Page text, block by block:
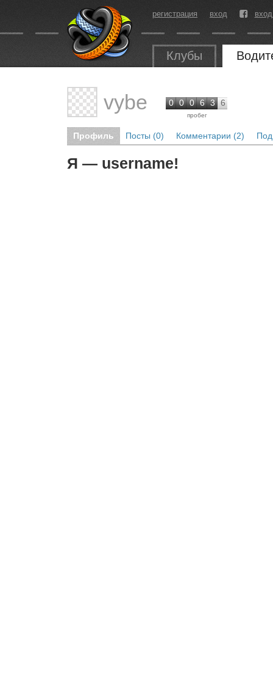
регистрация вход
Клубы
vybe 0 0 0 6 3 6
пробег
Профиль Посты (0) Комментарии (2)
Я — username!